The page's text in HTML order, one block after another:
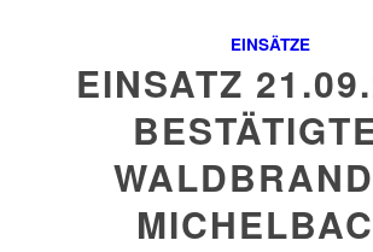
EINSÄTZE
EINSATZ